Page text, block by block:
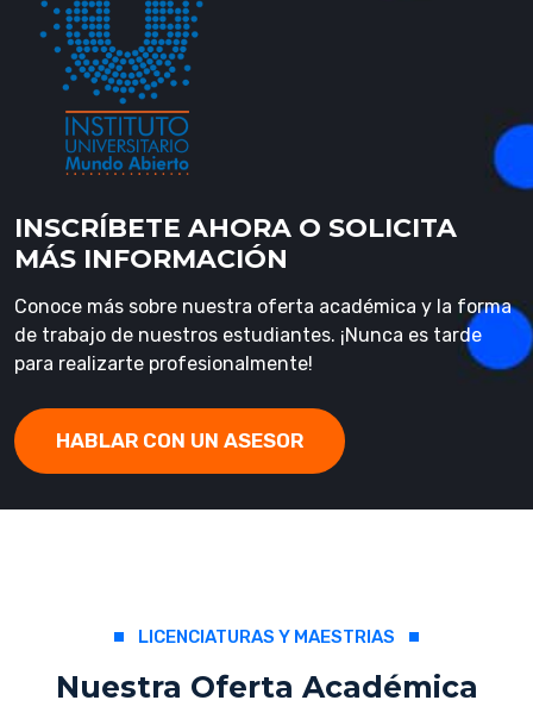
INSCRÍBETE AHORA O SOLICITA
MÁS INFORMACIÓN
Conoce más sobre nuestra oferta académica y la forma
de trabajo de nuestros estudiantes. ¡Nunca es tarde
para realizarte profesionalmente!
HABLAR CON UN ASESOR
LICENCIATURAS Y MAESTRIAS
Nuestra Oferta Académica